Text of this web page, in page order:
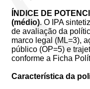
ÍNDICE DE
(médio). O IPA
de avaliação da
marco legal (ML=3),
público (OP=5) e
conforme a Ficha
Característica da